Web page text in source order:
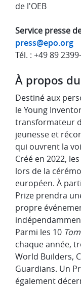
de l'OEB
Service presse
press@epo.org
Tél. : +49 89
À propos
Destiné aux
le Young
transformateur
jeunesse et
qui ouvrent la
Créé en 2022,
lors de la
européen. À
Prize prendra
propre
Parmi les 10
chaque année,
World Builders,
Guardians. Un
également